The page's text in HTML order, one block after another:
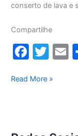
conserto de lava e
Compartilhe
F
c
o
T
itt
E
Conserto
Read More »